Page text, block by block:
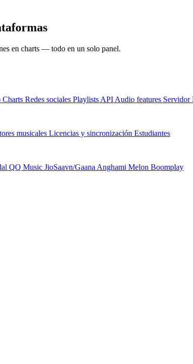
en charts — todo en un solo panel.
Charts Redes sociales Playlists API Audio features Servidor
musicales Licencias y sincronización Estudiantes
QQ Music JioSaavn/Gaana Anghami Melon Boomplay